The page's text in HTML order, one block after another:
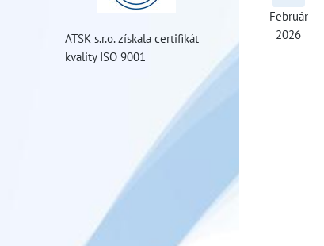
Február
2026
ATSK s.r.o. získala certifikát
kvality ISO 9001